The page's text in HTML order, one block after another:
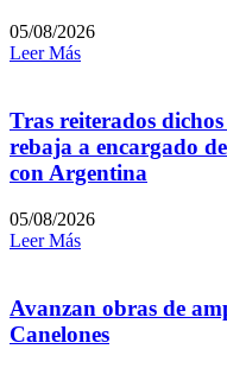
05/08/2026
Leer Más
Tras reiterados
rebaja a encargado
con Argentina
05/08/2026
Leer Más
Avanzan obras de
Canelones